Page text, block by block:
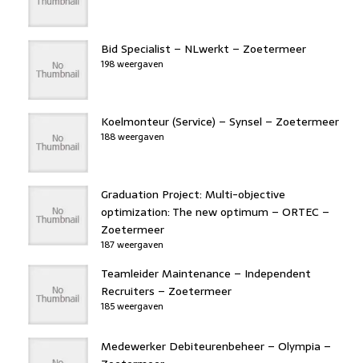
Bid Specialist – NLwerkt – Zoetermeer
198 weergaven
Koelmonteur (Service) – Synsel – Zoetermeer
188 weergaven
Graduation Project: Multi-objective
optimization: The new optimum – ORTEC –
Zoetermeer
187 weergaven
Teamleider Maintenance – Independent
Recruiters – Zoetermeer
185 weergaven
Medewerker Debiteurenbeheer – Olympia –